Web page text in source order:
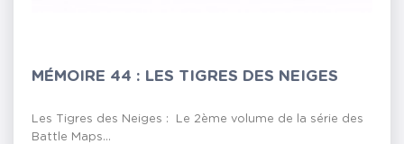
MÉMOIRE 44 : LES TIGRES DES NEIGES
Les Tigres des Neiges : Le 2ème volume de la série des
Battle Maps...